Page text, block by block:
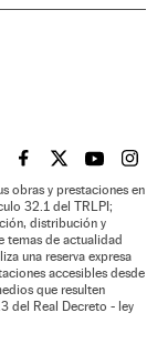
EL PAÍS BRASIL EN
EL PAÍSEL PAÍS
EL
obras y prestaciones en
32.1 del TRLPI;
distribución y
temas de actualidad
una reserva expresa
accesibles desde
que resulten
del Real Decreto - ley